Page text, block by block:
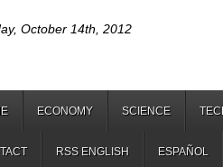
October 14th, 2012
ECONOMY SCIENCE
RSS ENGLISH ESPAÑOL